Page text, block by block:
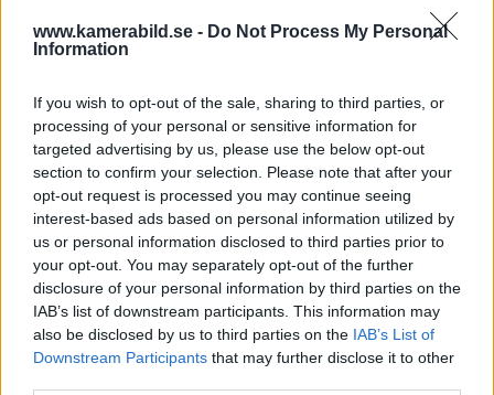
www.kamerabild.se - Do Not Process My Personal
Information
If you wish to opt-out of the sale, sharing to third parties, or
processing of your personal or sensitive information for
targeted advertising by us, please use the below opt-out
section to confirm your selection. Please note that after your
opt-out request is processed you may continue seeing
interest-based ads based on personal information utilized by
us or personal information disclosed to third parties prior to
your opt-out. You may separately opt-out of the further
disclosure of your personal information by third parties on the
IAB’s list of downstream participants. This information may
also be disclosed by us to third parties on the IAB’s List of
Downstream Participants that may further disclose it to other
För de som älskar både film och dynamiskt
omfång släpps nu Dolby Vision 2, en ny
och förbättrar den för tittaren.